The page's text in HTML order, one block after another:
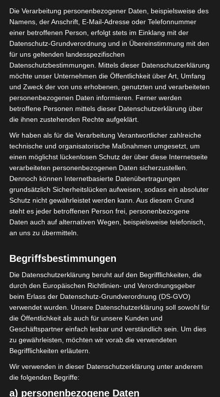
Google Adsenseist deaktiviert. ✓ Erlauben Datenschutzbedingungen
Sie befinden sich hier:Startseite»News»Handball»
Handball WM: Große Probleme wegen Absagen und
Coronafällen
Handball WM: Große
Probleme wegen
Absagen und
Coronafällen
13. Januar 2021 Platzwart
Ägypten
Handball Handball-WM Kairo,Tunesien
Die Verarbeitung personenbezogener Daten, beispielsweise des
Namens, der Anschrift, E-Mail-Adresse oder Telefonnummer
einer betroffenen Person, erfolgt stets im Einklang mit der
Datenschutz-Grundverordnung und in Übereinstimmung mit den
für uns geltenden landesspezifischen
Datenschutzbestimmungen. Mittels dieser Datenschutzerklärung
möchte unser Unternehmen die Öffentlichkeit über Art, Umfang
und Zweck der von uns erhobenen, genutzten und verarbeiteten
personenbezogenen Daten informieren. Ferner werden
betroffene Personen mittels dieser Datenschutzerklärung über
die ihnen zustehenden Rechte aufgeklärt.
Wir haben als für die Verarbeitung Verantwortlicher zahlreiche
technische und organisatorische Maßnahmen umgesetzt, um
einen möglichst lückenlosen Schutz der über diese Internetseite
verarbeiteten personenbezogenen Daten sicherzustellen.
Dennoch können Internetbasierte Datenübertragungen
grundsätzlich Sicherheitslücken aufweisen, sodass ein absoluter
Schutz nicht gewährleistet werden kann. Aus diesem Grund
steht es jeder betroffenen Person frei, personenbezogene
Daten auch auf alternativen Wegen, beispielsweise telefonisch,
an uns zu übermitteln.
Begriffsbestimmungen
Die Datenschutzerklärung beruht auf den Begrifflichkeiten, die
durch den Europäischen Richtlinien- und Verordnungsgeber
beim Erlass der Datenschutz-Grundverordnung (DS-GVO)
verwendet wurden. Unsere Datenschutzerklärung soll sowohl für
die Öffentlichkeit als auch für unsere Kunden und
Geschäftspartner einfach lesbar und verständlich sein. Um dies
zu gewährleisten, möchten wir vorab die verwendeten
Begrifflichkeiten erläutern.
Wir verwenden in dieser Datenschutzerklärung unter anderem
die folgenden Begriffe:
a) personenbezogene Daten